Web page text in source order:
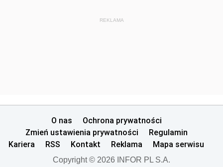
REKLAMA
O nas
Ochrona prywatności
Zmień ustawienia prywatności
Regulamin
Kariera
RSS Kontakt Reklama Mapa serwisu
Copyright © 2026 INFOR PL S.A.